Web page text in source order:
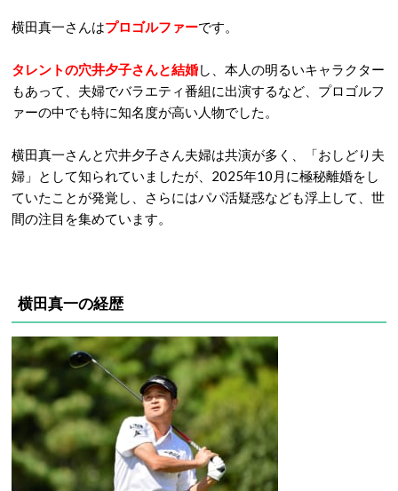
横田真一さんはプロゴルファーです。
タレントの穴井夕子さんと結婚し、本人の明るいキャラクター
もあって、夫婦でバラエティ番組に出演するなど、プロゴルフ
ァーの中でも特に知名度が高い人物でした。
横田真一さんと穴井夕子さん夫婦は共演が多く、「おしどり夫
婦」として知られていましたが、2025年10月に極秘離婚をし
ていたことが発覚し、さらにはパパ活疑惑なども浮上して、世
間の注目を集めています。
横田真一の経歴